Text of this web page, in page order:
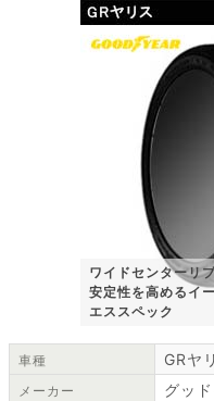
ワイドセンターリ
安定性を高めるイ
エススペック
車種 GRヤ
メーカー グッ